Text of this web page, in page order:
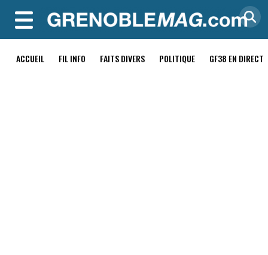
MENU
ACCUEIL FIL INFO FAITS DIVERS POLITIQUE GF38 EN DIRECT